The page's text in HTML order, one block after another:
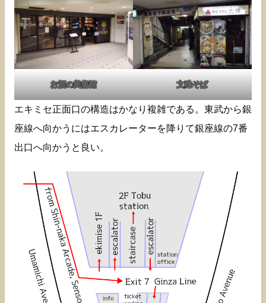
お酒の美術館 文殊そば
エキミセ正面口の構造はかなり複雑である。東武から銀
座線へ向かうにはエスカレーターを降りて銀座線の7番
出口へ向かうと良い。